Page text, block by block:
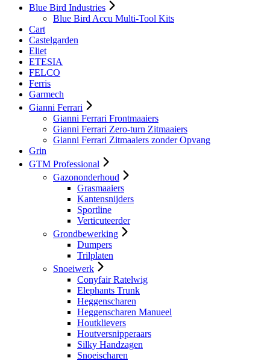
Blue Bird Industries
Blue Bird Accu Multi-Tool Kits
Cart
Castelgarden
Eliet
ETESIA
FELCO
Ferris
Garmech
Gianni Ferrari
Gianni Ferrari Frontmaaiers
Gianni Ferrari Zero-turn Zitmaaiers
Gianni Ferrari Zitmaaiers zonder Opvang
Grin
GTM Professional
Gazononderhoud
Grasmaaiers
Kantensnijders
Sportline
Verticuteerder
Grondbewerking
Dumpers
Trilplaten
Snoeiwerk
Conyfair Ratelwig
Elephants Trunk
Heggenscharen
Heggenscharen Manueel
Houtklievers
Houtversnipperaars
Silky Handzagen
Snoeischaren